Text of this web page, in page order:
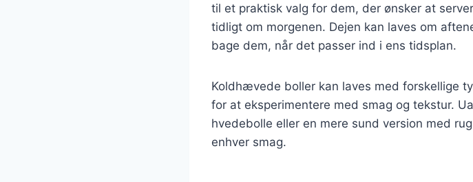
til et praktisk valg for dem, der ønsker at
tidligt om morgenen. Dejen kan laves om
bage dem, når det passer ind i ens tidsplan.
Koldhævede boller kan laves med forskellige
for at eksperimentere med smag og tekstur.
hvedebolle eller en mere sund version med
enhver smag.